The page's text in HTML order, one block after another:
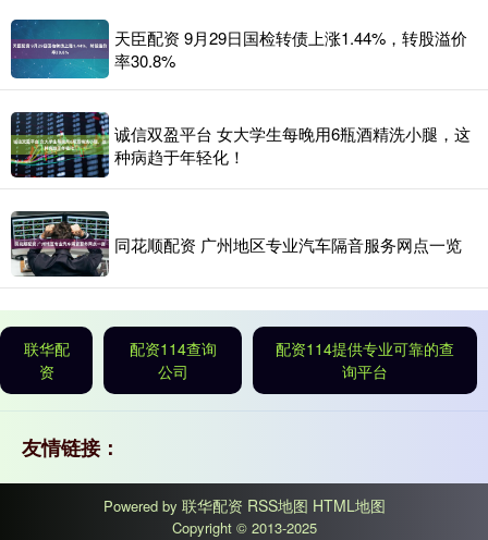
天臣配资 9月29日国检转债上涨1.44%，转股溢价
率30.8%
诚信双盈平台 女大学生每晚用6瓶酒精洗小腿，这
种病趋于年轻化！
同花顺配资 广州地区专业汽车隔音服务网点一览
联华配
资
配资114查询
公司
配资114提供专业可靠的查
询平台
友情链接：
Powered by 联华配资 RSS地图 HTML地图
Copyright © 2013-2025